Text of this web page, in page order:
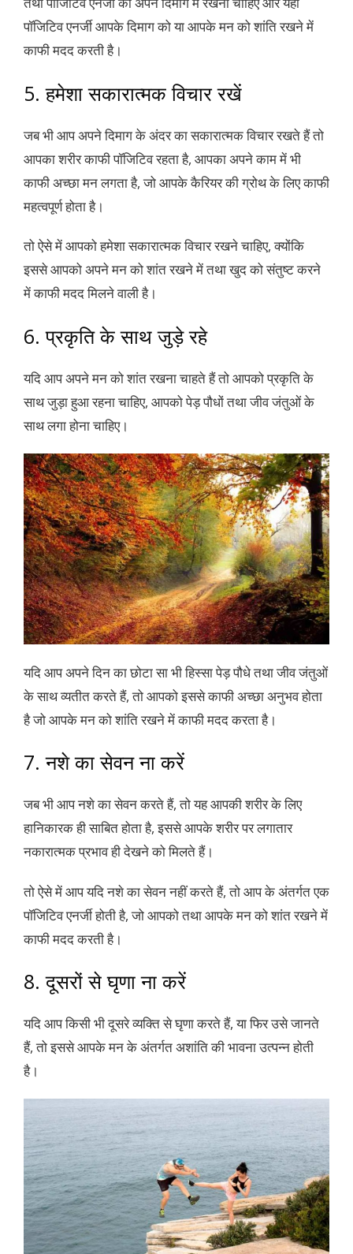
पॉजिटिव एनर्जी आपके दिमाग को या आपके मन को शांति रखने में
काफी मदद करती है।
5. हमेशा सकारात्मक विचार रखें
जब भी आप अपने दिमाग के अंदर का सकारात्मक विचार रखते हैं तो
आपका शरीर काफी पॉजिटिव रहता है, आपका अपने काम में भी
काफी अच्छा मन लगता है, जो आपके कैरियर की ग्रोथ के लिए काफी
महत्वपूर्ण होता है।
तो ऐसे में आपको हमेशा सकारात्मक विचार रखने चाहिए, क्योंकि
इससे आपको अपने मन को शांत रखने में तथा खुद को संतुष्ट करने
में काफी मदद मिलने वाली है।
6. प्रकृति के साथ जुड़े रहे
यदि आप अपने मन को शांत रखना चाहते हैं तो आपको प्रकृति के
साथ जुड़ा हुआ रहना चाहिए, आपको पेड़ पौधों तथा जीव जंतुओं के
साथ लगा होना चाहिए।
यदि आप अपने दिन का छोटा सा भी हिस्सा पेड़ पौधे तथा जीव जंतुओं
के साथ व्यतीत करते हैं, तो आपको इससे काफी अच्छा अनुभव होता
है जो आपके मन को शांति रखने में काफी मदद करता है।
7. नशे का सेवन ना करें
जब भी आप नशे का सेवन करते हैं, तो यह आपकी शरीर के लिए
हानिकारक ही साबित होता है, इससे आपके शरीर पर लगातार
नकारात्मक प्रभाव ही देखने को मिलते हैं।
तो ऐसे में आप यदि नशे का सेवन नहीं करते हैं, तो आप के अंतर्गत एक
पॉजिटिव एनर्जी होती है, जो आपको तथा आपके मन को शांत रखने में
काफी मदद करती है।
8. दूसरों से घृणा ना करें
यदि आप किसी भी दूसरे व्यक्ति से घृणा करते हैं, या फिर उसे जानते
हैं, तो इससे आपके मन के अंतर्गत अशांति की भावना उत्पन्न होती
है।